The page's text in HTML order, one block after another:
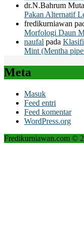
dr.N.Bahrum
Pakan Alternatif
fredikurniawan
Morfologi Daun
naufal pada
Mint (Mentha
Meta
Masuk
Feed entri
Feed komentar
WordPress.org
Fredikurniawan.com ©